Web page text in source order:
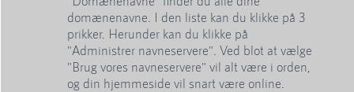
domænenavne. I den liste kan du klikke på 3
prikker. Herunder kan du klikke på
"Administrer navneservere". Ved blot at vælge
"Brug vores navneservere" vil alt være i orden,
og din hjemmeside vil snart være online.